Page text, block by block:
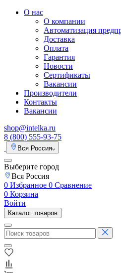
О нас
О компании
Автоматизация
Доставка
Оплата
Гарантия
Новости
Сертификаты
Вакансии
Производители
Контакты
Вакансии
shop@intelka.ru
8 (800) 555-93-75
Вся Россия
Выберите город
Вся Россия
0 Избранное 0 Сравнение
0 Корзина
Войти
Каталог товаров